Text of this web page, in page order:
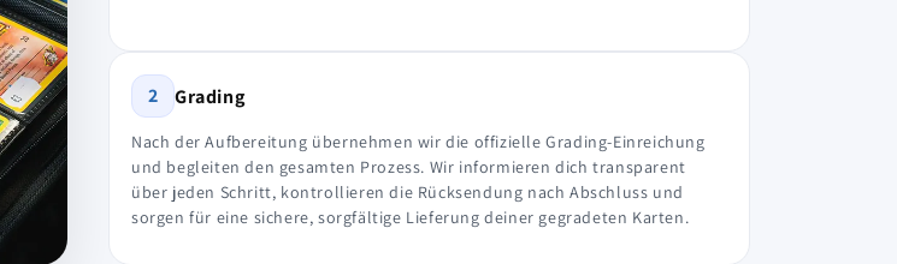
2 Grading
Nach der Aufbereitung übernehmen wir die offizielle Grading-Einreichung
und begleiten den gesamten Prozess. Wir informieren dich transparent
über jeden Schritt, kontrollieren die Rücksendung nach Abschluss und
sorgen für eine sichere, sorgfältige Lieferung deiner gegradeten Karten.